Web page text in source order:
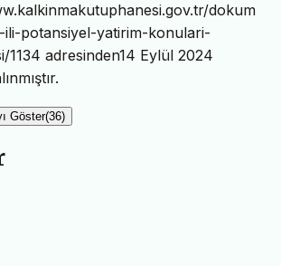
dokum
ili-potansiyel-yatirim-konulari-
1134 adresinden14 Eylül 2024
Göster(36)